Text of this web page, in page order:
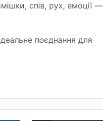
спів, рух, емоції —
поєднання для